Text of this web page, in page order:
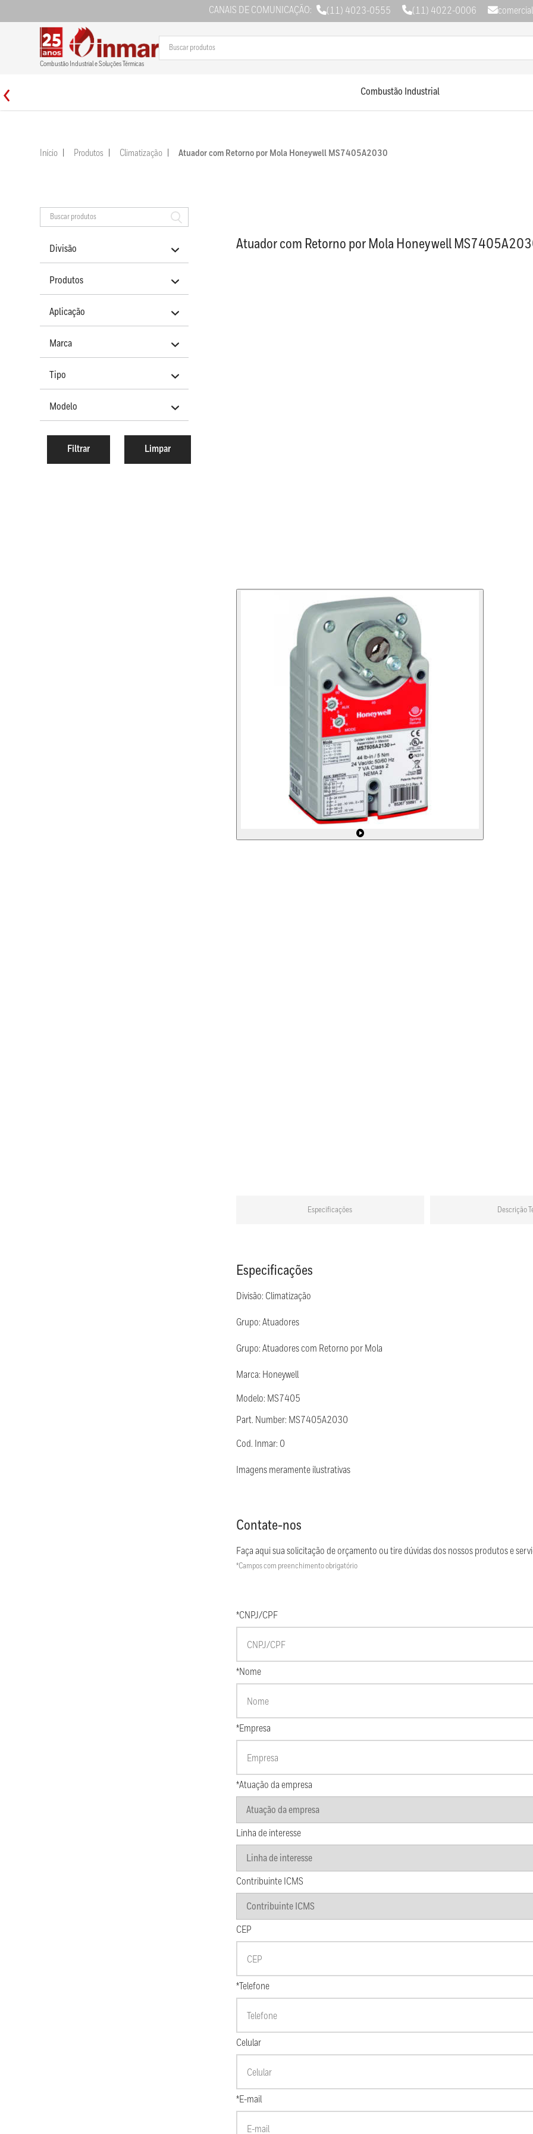
CANAIS DE COMUNICAÇÃO: (11) 4023-0555 (11) 4022-0006
Combustão Industrial e Soluções Térmicas
Combustão Industrial
Início Produtos Climatização Atuador com Retorno por Mola Honeywell MS7405A2030
Divisão
Produtos
Aplicação
Marca
Tipo
Modelo
Atuador com Retorno por Mola Honeywell
Especificações Descrição
Especificações
Divisão: Climatização
Grupo: Atuadores
Grupo: Atuadores com Retorno por Mola
Marca: Honeywell
Modelo: MS7405
Part. Number: MS7405A2030
Cod. Inmar: 0
Imagens meramente ilustrativas
Contate-nos
Faça aqui sua solicitação de orçamento ou tire dúvidas dos nossos produtos e
*Campos com preenchimento obrigatório
*CNPJ/CPF
*Nome
*Empresa
*Atuação da empresa
Linha de interesse
Contribuinte ICMS
CEP
*Telefone
Celular
*E-mail